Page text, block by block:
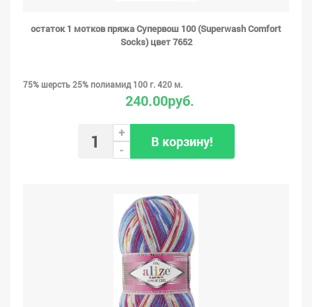
остаток 1 мотков пряжа Супервош 100 (Superwash Comfort
Socks) цвет 7652
75% шерсть 25% полиамид 100 г. 420 м.
240.00руб.
+
-
В корзину!